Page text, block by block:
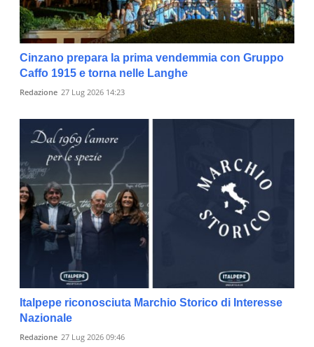
Cinzano prepara la prima vendemmia con Gruppo
Caffo 1915 e torna nelle Langhe
Redazione 27 Lug 2026 14:23
Italpepe riconosciuta Marchio Storico di Interesse
Nazionale
Redazione 27 Lug 2026 09:46